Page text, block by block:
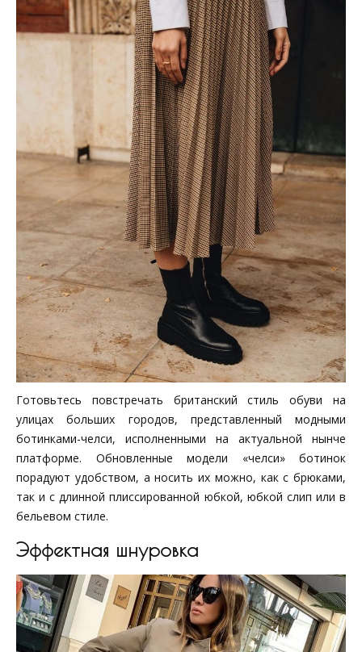
Готовьтесь повстречать британский стиль обуви на
улицах больших городов, представленный модными
ботинками-челси, исполненными на актуальной нынче
платформе. Обновленные модели «челси» ботинок
порадуют удобством, а носить их можно, как с брюками,
так и с длинной плиссированной юбкой, юбкой слип или в
бельевом стиле.
Эффектная шнуровка